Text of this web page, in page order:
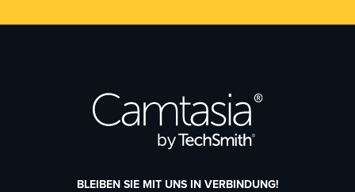
BLEIBEN SIE MIT UNS IN VERBINDUNG!